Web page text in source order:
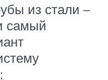
из стали –
самый